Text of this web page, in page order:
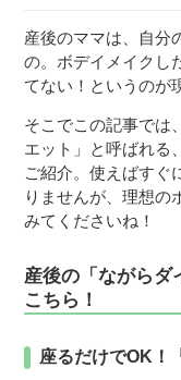
産後のママは、自分
の。ボデイメイクし
てない！というのが
そこでこの記事では
エット」と呼ばれる
ご紹介。使えばすぐ
りませんが、理想の
みてくださいね！
産後の「ながらダ
こちら！
座るだけでOK！